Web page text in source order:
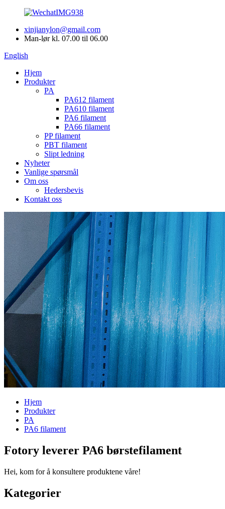
xinjianylon@gmail.com
Man-lør kl. 07.00 til 06.00
English
Hjem
Produkter
PA
PA612 filament
PA610 filament
PA6 filament
PA66 filament
PP filament
PBT filament
Slipt ledning
Nyheter
Vanlige spørsmål
Om oss
Hedersbevis
Kontakt oss
Hjem
Produkter
PA
PA6 filament
Fotory leverer PA6 børstefilament
Hei, kom for å konsultere produktene våre!
Kategorier